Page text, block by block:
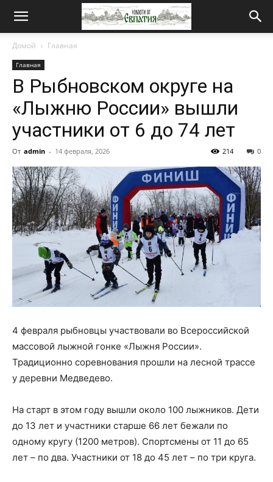
Новости
Домой Главная
Главная
В Рыбновском округе на
«Лыжню России» вышли
участники от 6 до 74 лет
От admin - 14 февраля, 2026 0
214
4 февраля рыбновцы участвовали во Всероссийской
массовой лыжной гонке «Лыжня России».
Традиционно соревнования прошли на лесной трассе
у деревни Медведево.
На старт в этом году вышли около 100 лыжников. Дети
до 13 лет и участники старше 66 лет бежали по
одному кругу (1200 метров). Спортсмены от 11 до 65
лет – по два. Участники от 18 до 45 лет – по три круга.